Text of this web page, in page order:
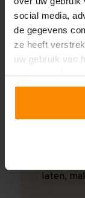
social media,
de gegevens
ze heeft
uw gebruik van
accepteren!
laten,